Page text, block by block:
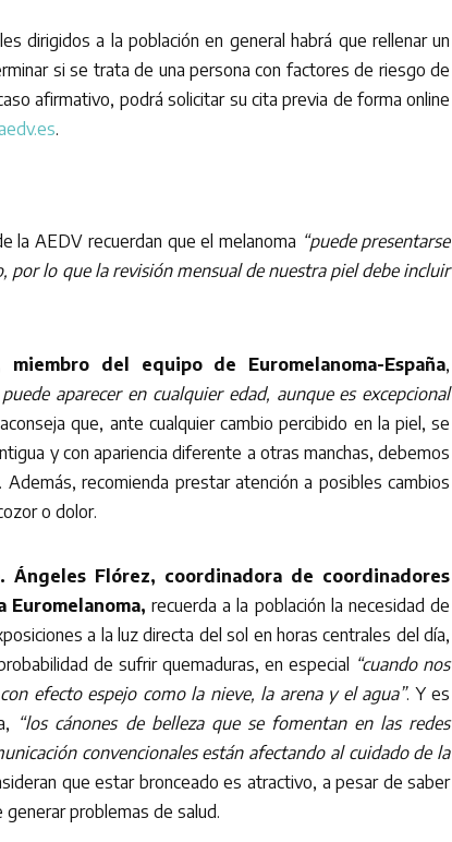
dirigidos a la población en general habrá que rellenar un
si se trata de una persona con factores de riesgo de
afirmativo, podrá solicitar su cita previa de forma online
.
la AEDV recuerdan que el melanoma “puede presentarse
por lo que la revisión mensual de nuestra piel debe incluir
miembro del equipo de Euromelanoma-España,
aparecer en cualquier edad, aunque es excepcional
que, ante cualquier cambio percibido en la piel, se
y con apariencia diferente a otras manchas, debemos
Además, recomienda prestar atención a posibles cambios
o dolor.
Ángeles Flórez, coordinadora de coordinadores
Euromelanoma, recuerda a la población la necesidad de
a la luz directa del sol en horas centrales del día,
de sufrir quemaduras, en especial “cuando nos
efecto espejo como la nieve, la arena y el agua”. Y es
“los cánones de belleza que se fomentan en las redes
convencionales están afectando al cuidado de la
que estar bronceado es atractivo, a pesar de saber
problemas de salud.